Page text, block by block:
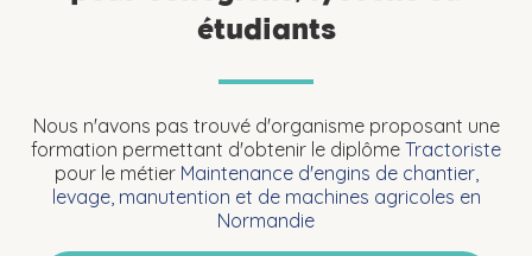
étudiants
Nous n'avons pas trouvé d'organisme proposant une
formation permettant d'obtenir le diplôme Tractoriste
pour le métier Maintenance d'engins de chantier,
levage, manutention et de machines agricoles en
Normandie